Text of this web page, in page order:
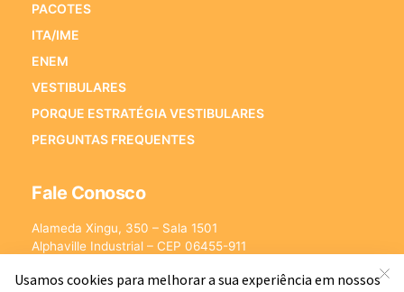
PACOTES
ITA/IME
ENEM
VESTIBULARES
PORQUE ESTRATÉGIA VESTIBULARES
PERGUNTAS FREQUENTES
Fale Conosco
Alameda Xingu, 350 – Sala 1501
Alphaville Industrial – CEP 06455-911